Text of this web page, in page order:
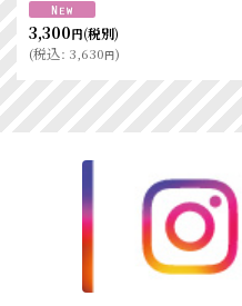
3,300円(税別)
(税込: 3,630円)